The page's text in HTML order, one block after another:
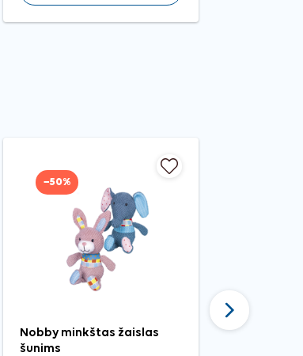
−50%
Nobby minkštas žaislas
šunims